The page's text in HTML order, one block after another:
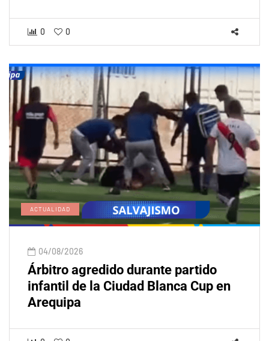
0 0
ACTUALIDAD
04/08/2026
Árbitro agredido durante partido
infantil de la Ciudad Blanca Cup en
Arequipa